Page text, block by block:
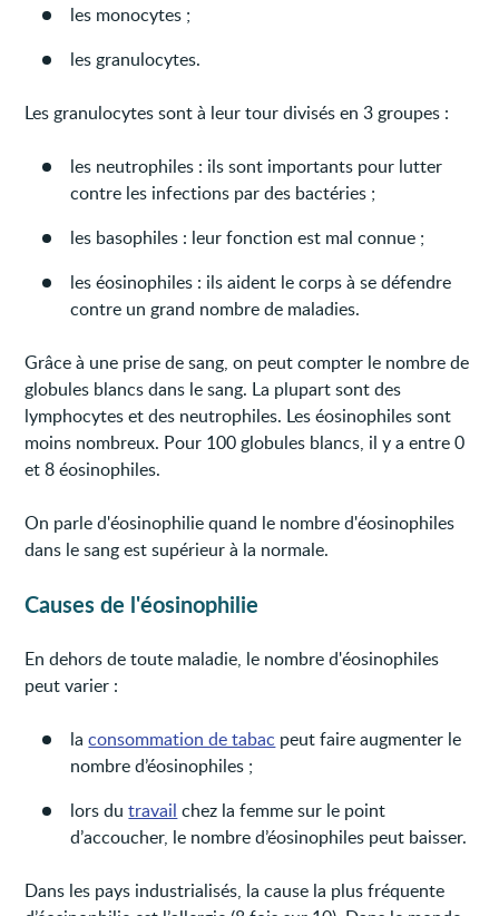
les monocytes ;
les granulocytes.
Les granulocytes sont à leur tour divisés en 3 groupes :
les neutrophiles : ils sont importants pour lutter
contre les infections par des bactéries ;
les basophiles : leur fonction est mal connue ;
les éosinophiles : ils aident le corps à se défendre
contre un grand nombre de maladies.
Grâce à une prise de sang, on peut compter le nombre de
globules blancs dans le sang. La plupart sont des
lymphocytes et des neutrophiles. Les éosinophiles sont
moins nombreux. Pour 100 globules blancs, il y a entre 0
et 8 éosinophiles.
On parle d'éosinophilie quand le nombre d'éosinophiles
dans le sang est supérieur à la normale.
Causes de l'éosinophilie
En dehors de toute maladie, le nombre d'éosinophiles
peut varier :
laconsommation de tabac peut faire augmenter le
nombre d’éosinophiles ;
lors dutravail chez la femme sur le point
d’accoucher, le nombre d’éosinophiles peut baisser.
Dans les pays industrialisés, la cause la plus fréquente